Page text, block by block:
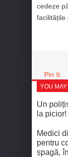
cedeze
facilitățile
Pin It
YOU MAY
Un
la
Medici
pentru
șpagă,